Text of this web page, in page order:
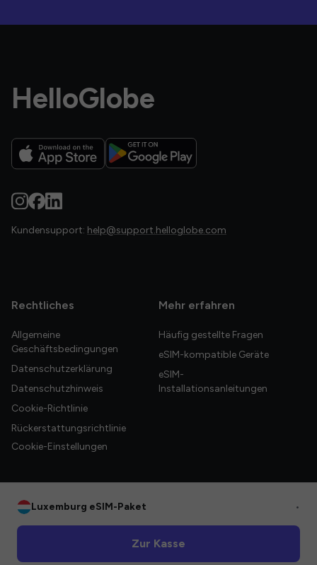
HelloGlobe
Kundensupport: help@support.helloglobe.com
Rechtliches
Allgemeine
Geschäftsbedingungen
Datenschutzerklärung
Datenschutzhinweis
Cookie-Richtlinie
Rückerstattungsrichtlinie
Cookie-Einstellungen
Mehr erfahren
Häufig gestellte Fragen
eSIM-kompatible Geräte
eSIM-
Installationsanleitungen
Luxemburg eSIM-Paket •
Zur Kasse